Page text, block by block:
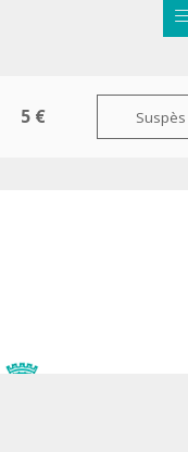
5 € Suspès